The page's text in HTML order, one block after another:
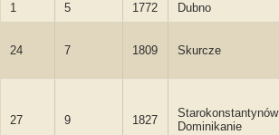
1 5 1772 Dubno
24 7 1809 Skurcze
27 9 1827
Starokonstantynów
Dominikanie